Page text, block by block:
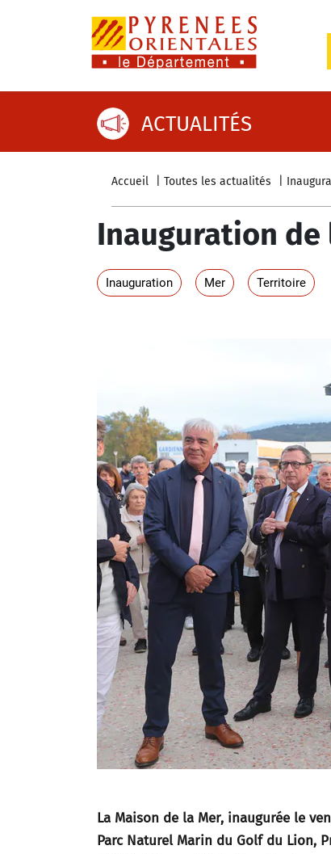
ACTUALITÉS
Accueil Toutes les actualités
Inauguration de
Inauguration Mer Territoire
La Maison de la Mer, inaugurée le
Parc Naturel Marin du Golf du Lion,